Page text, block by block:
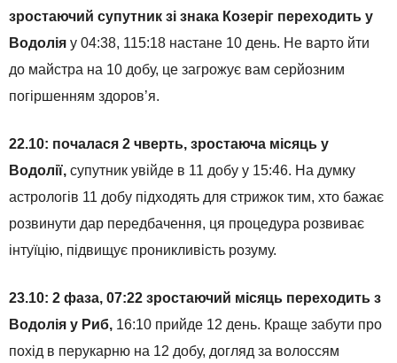
зростаючий супутник зі знака Козеріг переходить у
Водолія у 04:38, 115:18 настане 10 день. Не варто йти
до майстра на 10 добу, це загрожує вам серйозним
погіршенням здоров’я.
22.10: почалася 2 чверть, зростаюча місяць у
Водолії, супутник увійде в 11 добу у 15:46. На думку
астрологів 11 добу підходять для стрижок тим, хто бажає
розвинути дар передбачення, ця процедура розвиває
інтуїцію, підвищує проникливість розуму.
23.10: 2 фаза, 07:22 зростаючий місяць переходить з
Водолія у Риб, 16:10 прийде 12 день. Краще забути про
похід в перукарню на 12 добу, догляд за волоссям